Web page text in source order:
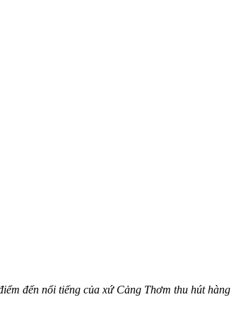
đến nổi tiếng của xứ Cảng Thơm thu hút hàng